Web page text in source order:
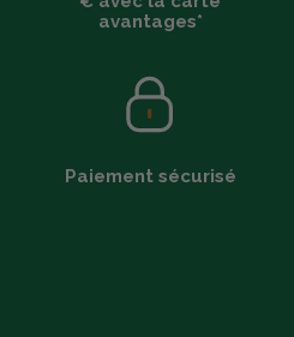
avantages*
Paiement sécurisé